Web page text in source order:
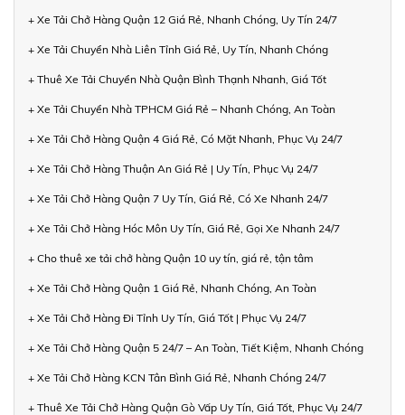
+ Xe Tải Chở Hàng Quận 12 Giá Rẻ, Nhanh Chóng, Uy Tín 24/7
+ Xe Tải Chuyển Nhà Liên Tỉnh Giá Rẻ, Uy Tín, Nhanh Chóng
+ Thuê Xe Tải Chuyển Nhà Quận Bình Thạnh Nhanh, Giá Tốt
+ Xe Tải Chuyển Nhà TPHCM Giá Rẻ – Nhanh Chóng, An Toàn
+ Xe Tải Chở Hàng Quận 4 Giá Rẻ, Có Mặt Nhanh, Phục Vụ 24/7
+ Xe Tải Chở Hàng Thuận An Giá Rẻ | Uy Tín, Phục Vụ 24/7
+ Xe Tải Chở Hàng Quận 7 Uy Tín, Giá Rẻ, Có Xe Nhanh 24/7
+ Xe Tải Chở Hàng Hóc Môn Uy Tín, Giá Rẻ, Gọi Xe Nhanh 24/7
+ Cho thuê xe tải chở hàng Quận 10 uy tín, giá rẻ, tận tâm
+ Xe Tải Chở Hàng Quận 1 Giá Rẻ, Nhanh Chóng, An Toàn
+ Xe Tải Chở Hàng Đi Tỉnh Uy Tín, Giá Tốt | Phục Vụ 24/7
+ Xe Tải Chở Hàng Quận 5 24/7 – An Toàn, Tiết Kiệm, Nhanh Chóng
+ Xe Tải Chở Hàng KCN Tân Bình Giá Rẻ, Nhanh Chóng 24/7
+ Thuê Xe Tải Chở Hàng Quận Gò Vấp Uy Tín, Giá Tốt, Phục Vụ 24/7